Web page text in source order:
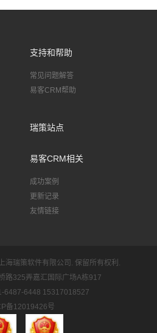
支持和帮助
常见问题解答
易客CRM帮助
瑞策站点
易客CRM相关
成功案例
更新记录
友情链接
海瑞策软件有限公司. 保留所有权利.
路325弄嘉汇国际广场A栋917
6487-6448 15317018527
备12019426号